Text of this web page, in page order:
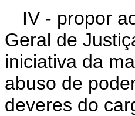
IV - propor
Geral de
iniciativa da
abuso de
deveres do